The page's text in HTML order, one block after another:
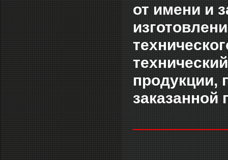
от имени и
продукции,
заказанной